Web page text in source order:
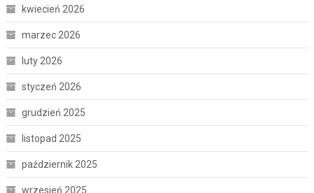
kwiecień 2026
marzec 2026
luty 2026
styczeń 2026
grudzień 2025
listopad 2025
październik 2025
wrzesień 2025